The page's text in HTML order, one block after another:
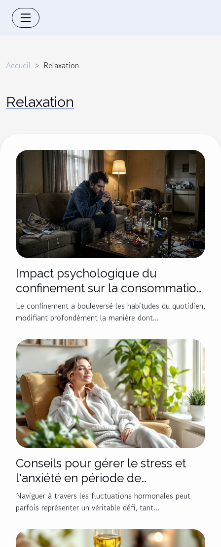
Accueil Relaxation
Relaxation
Impact psychologique du
confinement sur la consommation
de substances légales ?
Le confinement a bouleversé les habitudes du quotidien,
modifiant profondément la manière dont...
Conseils pour gérer le stress et
l'anxiété en période de
changement hormonal
Naviguer à travers les fluctuations hormonales peut
parfois représenter un véritable défi, tant...